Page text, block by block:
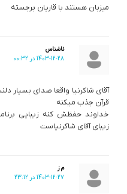
میزبان هستند با قاریان برجسته
ناشناس
1403-12-28 در 00:32
آقای شاکرنیا واقعا صدای بسیار
قرآن جذب میکنه
خداوند حفظش کنه زیبایی
زیبای آقای شاکرنیاست
م ز
1403-12-27 در 23:12